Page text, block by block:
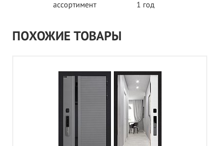
ассортимент
1 год
ПОХОЖИЕ ТОВАРЫ